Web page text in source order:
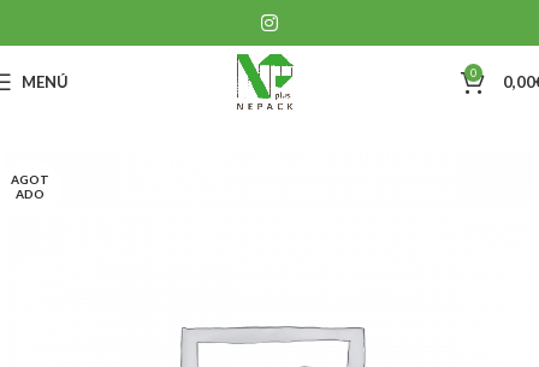
MENÚ 0 0,00
AGOT
ADO